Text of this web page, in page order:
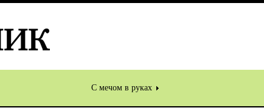
С мечом в руках